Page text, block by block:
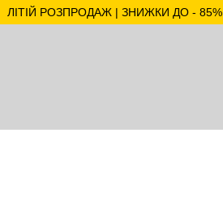
ЛІТІЙ РОЗПРОДАЖ | ЗНИЖКИ ДО - 85%